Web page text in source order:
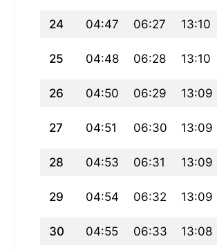
24 04:47 06:27 13:10
25 04:48 06:28 13:10
26 04:50 06:29 13:09
27 04:51 06:30 13:09
28 04:53 06:31 13:09
29 04:54 06:32 13:09
30 04:55 06:33 13:08